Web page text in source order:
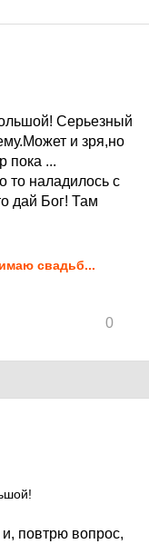
Серьезный
и зря,но
пока ...
то наладилось с
дай Бог! Там
свадьб...
0
повтрю вопрос,